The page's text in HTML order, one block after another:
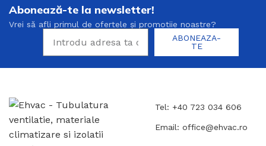
Abonează-te la newsletter!
Vrei să afli primul de ofertele și promotiie noastre?
ABONEAZA-
TE
Tel: +40 723 034 606
Email: office@ehvac.ro